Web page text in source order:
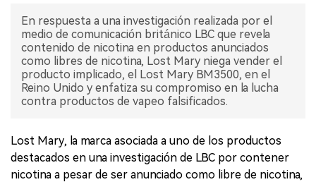
En respuesta a una investigación realizada por el
medio de comunicación británico LBC que revela
contenido de nicotina en productos anunciados
como libres de nicotina, Lost Mary niega vender el
producto implicado, el Lost Mary BM3500, en el
Reino Unido y enfatiza su compromiso en la lucha
contra productos de vapeo falsificados.
Lost Mary, la marca asociada a uno de los productos
destacados en una investigación de LBC por contener
nicotina a pesar de ser anunciado como libre de nicotina,